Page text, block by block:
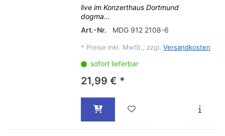
live im Konzerthaus Dortmund
dogma...
Art.-Nr.
MDG 912 2108-6
* Preise inkl. MwSt., zzgl. Versandkosten
sofort lieferbar
21,99 € *